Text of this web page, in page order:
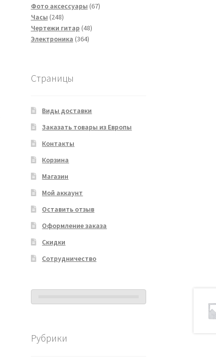
Фото аксессуары 6767
Часы 248248
товаров
Чертежи гитар 4848
Электроника 364364
Страницы
Виды доставки
Заказать товары из Европы
Контакты
Корзина
Магазин
Мой аккаунт
Оставить отзыв
Оформление заказа
Скидки
Сотрудничество
Рубрики